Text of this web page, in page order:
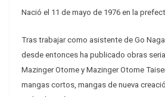
Nació el 11 de mayo de 1976 en la
Tras trabajar como asistente de Go
desde entonces ha publicado obras
Mazinger Otome y Mazinger Otome
mangas cortos, mangas de nueva